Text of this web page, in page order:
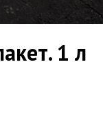
1 л